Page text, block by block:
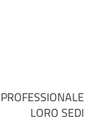
LORO SEDI